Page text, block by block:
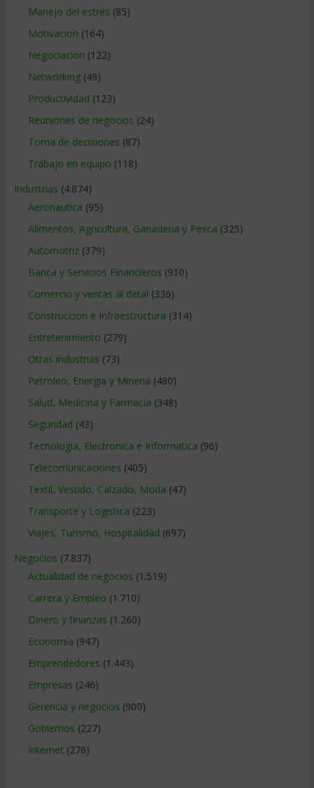
Manejo del estrés (85)
Motivacion (164)
Negociacion (122)
Networking(49)
Productividad (123)
Reuniones de negocios (24)
Toma de decisiones (87)
Trabajo en equipo (118)
Industrias (4.874)
Aeronautica (95)
Alimentos, Agricultura, Ganaderia y Pesca (325)
Automotriz(379)
Banca y Servicios Financieros (910)
Comercio y ventas al detal (336)
Construccion e Infraestructura (314)
Entretenimiento (279)
Otras industrias (73)
Petroleo, Energia y Mineria (480)
Salud, Medicina y Farmacia (348)
Seguridad (43)
Tecnologia, Electronica e Informatica (96)
Telecomunicaciones (405)
Textil, Vestido, Calzado, Moda (47)
Transporte y Logistica (223)
Viajes, Turismo, Hospitalidad (697)
Negocios (7.837)
Actualidad de negocios (1.519)
Carrera y Empleo (1.710)
Dinero y finanzas (1.260)
Economía (947)
Emprendedores (1.443)
Empresas (246)
Gerencia y negocios (900)
Gobiernos (227)
Internet (276)